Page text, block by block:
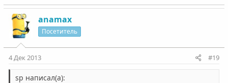
anamax
Посетитель
4 Дек 2013 #19
sp написал(а):